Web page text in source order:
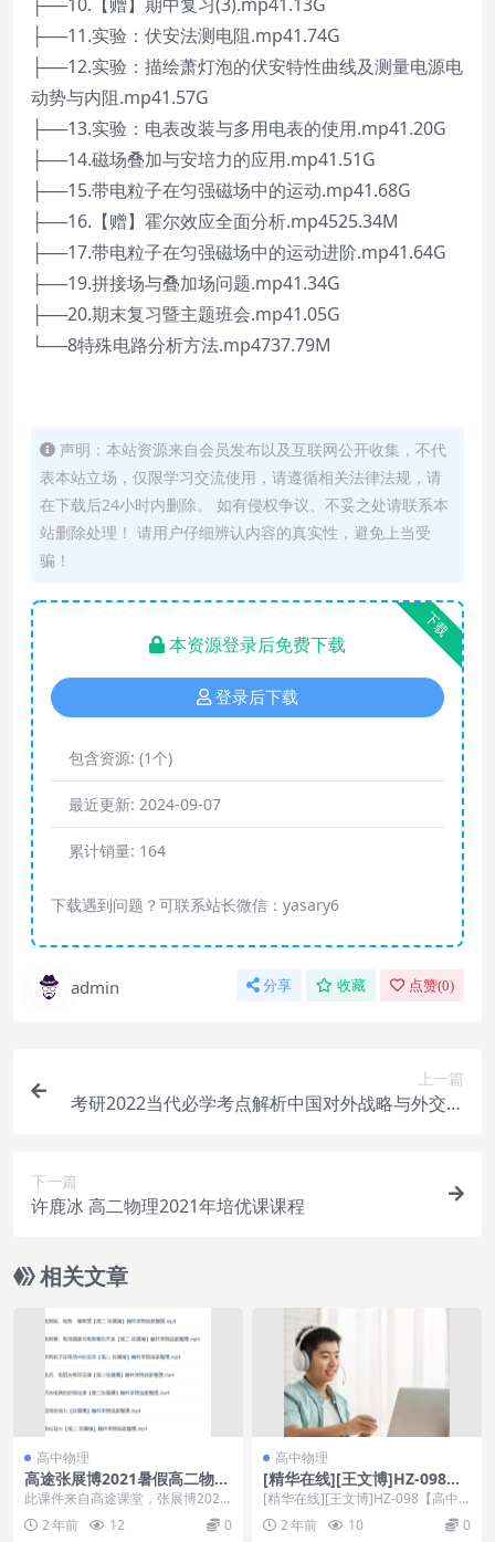
├──11.实验：伏安法测电阻.mp41.74G
├──12.实验：描绘萧灯泡的伏安特性曲线及测量电源电
动势与内阻.mp41.57G
├──13.实验：电表改装与多用电表的使用.mp41.20G
├──14.磁场叠加与安培力的应用.mp41.51G
├──15.带电粒子在匀强磁场中的运动.mp41.68G
├──16.【赠】霍尔效应全面分析.mp4525.34M
├──17.带电粒子在匀强磁场中的运动进阶.mp41.64G
├──19.拼接场与叠加场问题.mp41.34G
├──20.期末复习暨主题班会.mp41.05G
└──8特殊电路分析方法.mp4737.79M
声明：本站资源来自会员发布以及互联网公开收集，不代
表本站立场，仅限学习交流使用，请遵循相关法律法规，请
在下载后24小时内删除。 如有侵权争议、不妥之处请联系本
站删除处理！ 请用户仔细辨认内容的真实性，避免上当受
骗！
下载
本资源登录后免费下载
登录后下载
包含资源: (1个)
最近更新: 2024-09-07
累计销量: 164
下载遇到问题？可联系站长微信：yasary6
admin 分享 收藏 点赞(0)
上一篇
考研2022当代必学考点解析中国对外战略与外交政
下一篇
许鹿冰 高二物理2021年培优课课程
相关文章
高中物理
高途张展博2021暑假高二物理
系统班课程视频
此课件来自高途课堂，张展博2021
暑假高二物理系统班课程视频。主
讲张展博老师授课...
2 年前 12 0
高中物理
[精华在线][王文博]HZ-098
【高中物理】选修3-5 动量专
[精华在线][王文博]HZ-098【高中
物理】选修3-5 动量专题[百度网盘
免费...2 年前 10 0